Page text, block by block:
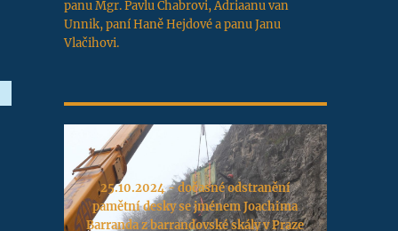
panu Mgr. Pavlu Chabrovi, Adriaanu van
Unnik, paní Haně Hejdové a panu Janu
Vlačihovi.
25.10.2024 - dočasné odstranění
pamětní desky se jménem Joachima
Barranda z barrandovské skály v Praze